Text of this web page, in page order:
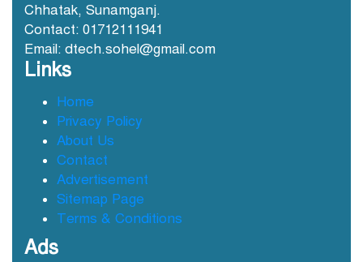
ছাতকে আওয়ামীলীগ নেতা হাসনাত
গ্রেফতার
টাকা হরিলুট
ছাতকে বন্যার্তদের মধ্যে তালামীযের
খাদ্য সামগ্রী বিতরণ
Chhatak, Sunamganj.
Contact: 01712111941
Email: dtech.sohel@gmail.com
Links
Home
Privacy Policy
About Us
Contact
Advertisement
Sitemap Page
Terms & Conditions
Ads